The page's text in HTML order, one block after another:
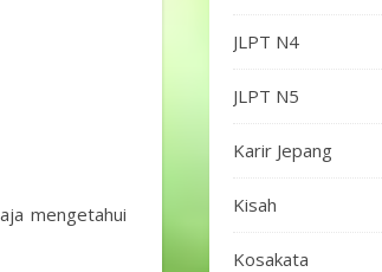
mengetahui
JLPT N4
JLPT N5
Karir Jepang
Kisah
Kosakata